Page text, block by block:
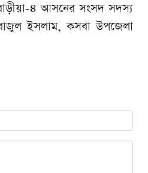
৪ আসনের সংসদ সদস্য
ইসলাম, কসবা উপজেলা